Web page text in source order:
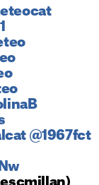
@1967fct